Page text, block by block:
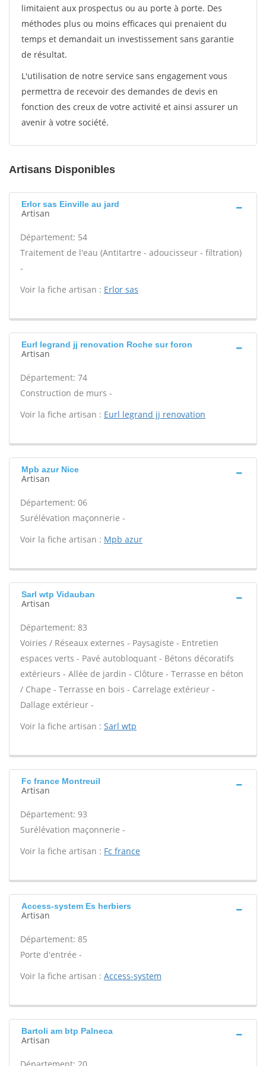
limitaient aux prospectus ou au porte à porte. Des
méthodes plus ou moins efficaces qui prenaient du
temps et demandait un investissement sans garantie
de résultat.
L'utilisation de notre service sans engagement vous
permettra de recevoir des demandes de devis en
fonction des creux de votre activité et ainsi assurer un
avenir à votre société.
Artisans Disponibles
Erlor sas Einville au jard
Artisan
Département: 54
Traitement de l'eau (Antitartre - adoucisseur - filtration)
-
Voir la fiche artisan : Erlor sas
Eurl legrand jj renovation Roche sur foron
Artisan
Département: 74
Construction de murs -
Voir la fiche artisan : Eurl legrand jj renovation
Mpb azur Nice
Artisan
Département: 06
Surélévation maçonnerie -
Voir la fiche artisan : Mpb azur
Sarl wtp Vidauban
Artisan
Département: 83
Voiries / Réseaux externes - Paysagiste - Entretien
espaces verts - Pavé autobloquant - Bétons décoratifs
extérieurs - Allée de jardin - Clôture - Terrasse en béton
/ Chape - Terrasse en bois - Carrelage extérieur -
Dallage extérieur -
Voir la fiche artisan : Sarl wtp
Fc france Montreuil
Artisan
Département: 93
Surélévation maçonnerie -
Voir la fiche artisan : Fc france
Access-system Es herbiers
Artisan
Département: 85
Porte d'entrée -
Voir la fiche artisan : Access-system
Bartoli am btp Palneca
Artisan